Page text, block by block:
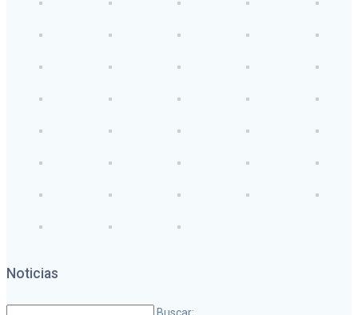
Noticias